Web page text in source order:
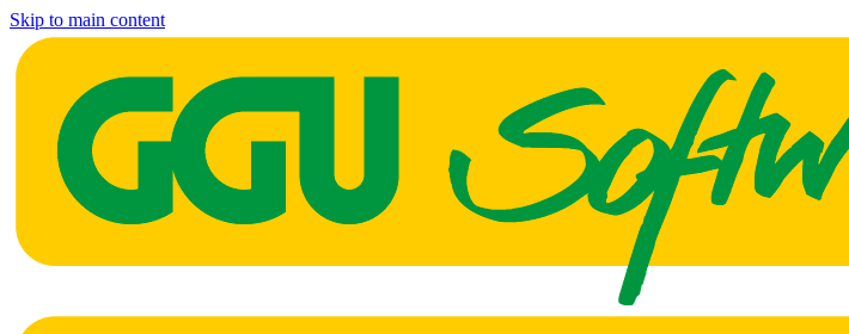
Skip to main content